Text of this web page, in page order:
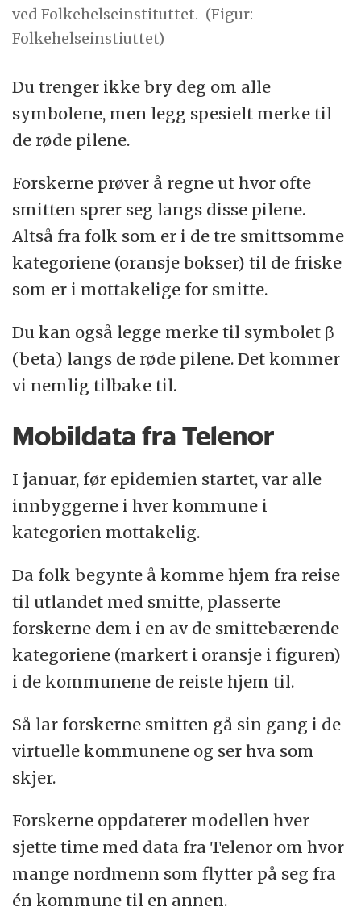
ved Folkehelseinstituttet. (Figur:
Folkehelseinstiuttet)
Du trenger ikke bry deg om alle
symbolene, men legg spesielt merke til
de røde pilene.
Forskerne prøver å regne ut hvor ofte
smitten sprer seg langs disse pilene.
Altså fra folk som er i de tre smittsomme
kategoriene (oransje bokser) til de friske
som er i mottakelige for smitte.
Du kan også legge merke til symbolet β
(beta) langs de røde pilene. Det kommer
vi nemlig tilbake til.
Mobildata fra Telenor
I januar, før epidemien startet, var alle
innbyggerne i hver kommune i
kategorien mottakelig.
Da folk begynte å komme hjem fra reise
til utlandet med smitte, plasserte
forskerne dem i en av de smittebærende
kategoriene (markert i oransje i figuren)
i de kommunene de reiste hjem til.
Så lar forskerne smitten gå sin gang i de
virtuelle kommunene og ser hva som
skjer.
Forskerne oppdaterer modellen hver
sjette time med data fra Telenor om hvor
mange nordmenn som flytter på seg fra
én kommune til en annen.